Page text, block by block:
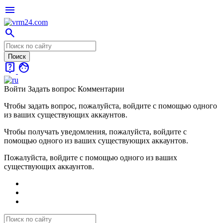
menu
search
live_help face
Войти Задать вопрос Комментарии
Чтобы задать вопрос, пожалуйста, войдите с помощью одного
из ваших существующих аккаунтов.
Чтобы получать уведомления, пожалуйста, войдите с
помощью одного из ваших существующих аккаунтов.
Пожалуйста, войдите с помощью одного из ваших
существующих аккаунтов.